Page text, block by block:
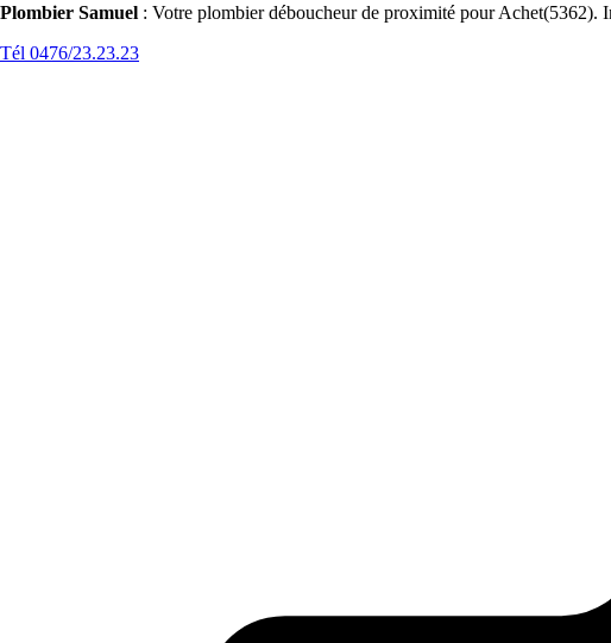
Plombier Samuel : Votre plombier déboucheur de proximité pour Achet(5362).
Tél 0476/23.23.23